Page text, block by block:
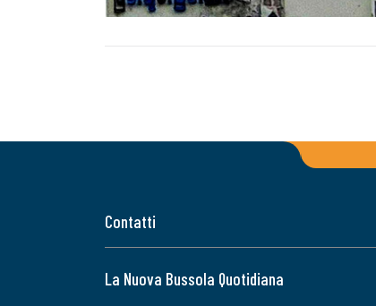
Contatti
La Nuova Bussola Quotidiana